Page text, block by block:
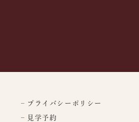
– プライバシーポリシー
– 見学予約